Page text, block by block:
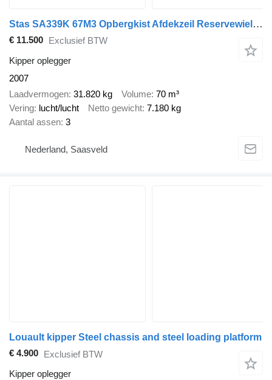
Stas SA339K 67M3 Opbergkist Afdekzeil Reservewielhouder
€ 11.500 Exclusief BTW
Kipper oplegger
2007
Laadvermogen 31.820 kg Volume 70 m³
Vering lucht/lucht Netto gewicht 7.180 kg
Aantal assen 3
Nederland, Saasveld
Louault kipper Steel chassis and steel loading platform
€ 4.900 Exclusief BTW
Kipper oplegger